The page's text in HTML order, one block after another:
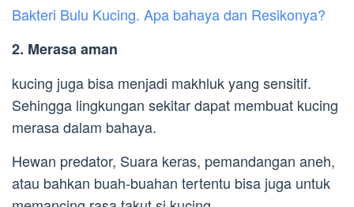
Bakteri Bulu Kucing. Apa bahaya dan Resikonya?
2. Merasa aman
kucing juga bisa menjadi makhluk yang sensitif.
Sehingga lingkungan sekitar dapat membuat kucing
merasa dalam bahaya.
Hewan predator, Suara keras, pemandangan aneh,
atau bahkan buah-buahan tertentu bisa juga untuk